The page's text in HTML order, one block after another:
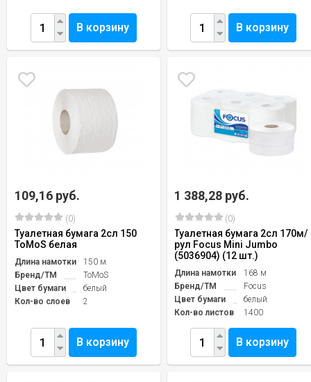
В корзину В корзину
109,16 руб.
(0)
Туалетная бумага 2сл 150
ToMoS белая
Длина намотки
150 м
Бренд/TM
ToMoS
Цвет бумаги
белый
Кол-во слоев
2
В корзину
1 388,28 руб.
(0)
Туалетная бумага 2сл 170м/
рул Focus Mini Jumbo
(5036904) (12 шт.)
Длина намотки
168 м
Бренд/TM
Focus
Цвет бумаги
белый
Кол-во листов
1400
В корзину